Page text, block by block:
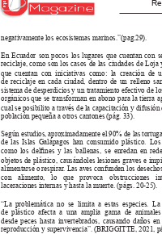
negativamente los ecosistemas marinos.”(pag.29).
En Ecuador son pocos los lugares que cuentan con
reciclaje, como son los casos de las ciudades de Loja
que cuentan con iniciativas como: la creación de
de reciclaje en cada ciudad, dentro de un relleno
sistema de desperdicios y un tratamiento efectivo de
orgánicos que se transforman en abono para la tierra
cual se posibilito a través de la capacitación y difusión
población pequeña a otros cantones (pág. 33).
Según estudios, aproximadamente el 90% de las
de las Islas Galápagos han consumido plástico. Los
como los delnes y las ballenas, se enredan en
objetos de plástico, causándoles lesiones graves e
alimentarse o respirar. Las aves confunden los
con alimento, lo que provoca obstrucciones
laceraciones internas y hasta la muerte. (págs. 20-25).
“La problemática no se limita a estas especies.
de plástico afecta a una amplia gama de
desde peces hasta invertebrados, causando daños en
reproducción y supervivencia”. (BRIGGITTE, 2021,